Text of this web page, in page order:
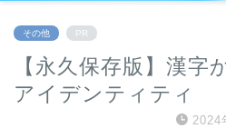
その他 PR
【永久保存版】漢字
アイデンティティ
2024